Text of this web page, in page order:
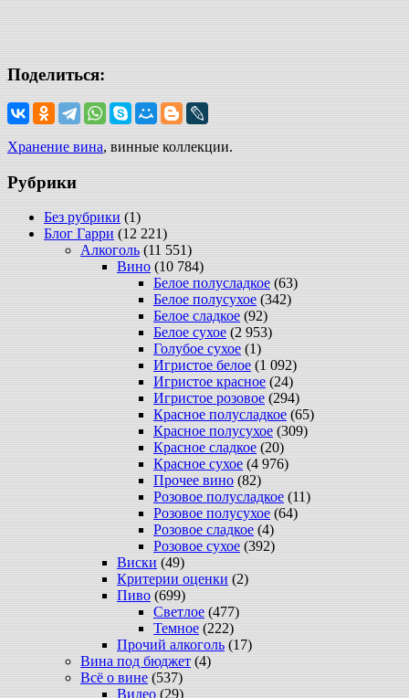
Поделиться:
Хранение вина, винные коллекции.
Рубрики
Без рубрики (1)
Блог Гарри (12 221)
Алкоголь (11 551)
Вино (10 784)
Белое полусладкое (63)
Белое полусухое (342)
Белое сладкое (92)
Белое сухое (2 953)
Голубое сухое (1)
Игристое белое (1 092)
Игристое красное (24)
Игристое розовое (294)
Красное полусладкое (65)
Красное полусухое (309)
Красное сладкое (20)
Красное сухое (4 976)
Прочее вино (82)
Розовое полусладкое (11)
Розовое полусухое (64)
Розовое сладкое (4)
Розовое сухое (392)
Виски (49)
Критерии оценки (2)
Пиво (699)
Светлое (477)
Темное (222)
Прочий алкоголь (17)
Вина под бюджет (4)
Всё о вине (537)
Видео (29)